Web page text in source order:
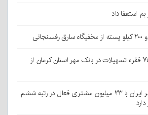
استعفا داد
پرداخت ۵۷ هزار و ۷۵۰ فقره تسهیلات در بانک مهر استان کرمان از
بانک قرض‌الحسنه مهر ایران با ۲۳ میلیون مشتری فعال در رتبه ششم